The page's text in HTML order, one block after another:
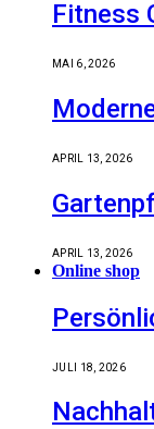
Fitness
MAI 6, 2026
APRIL 13, 2026
APRIL 13, 2026
Online shop
JULI 18, 2026